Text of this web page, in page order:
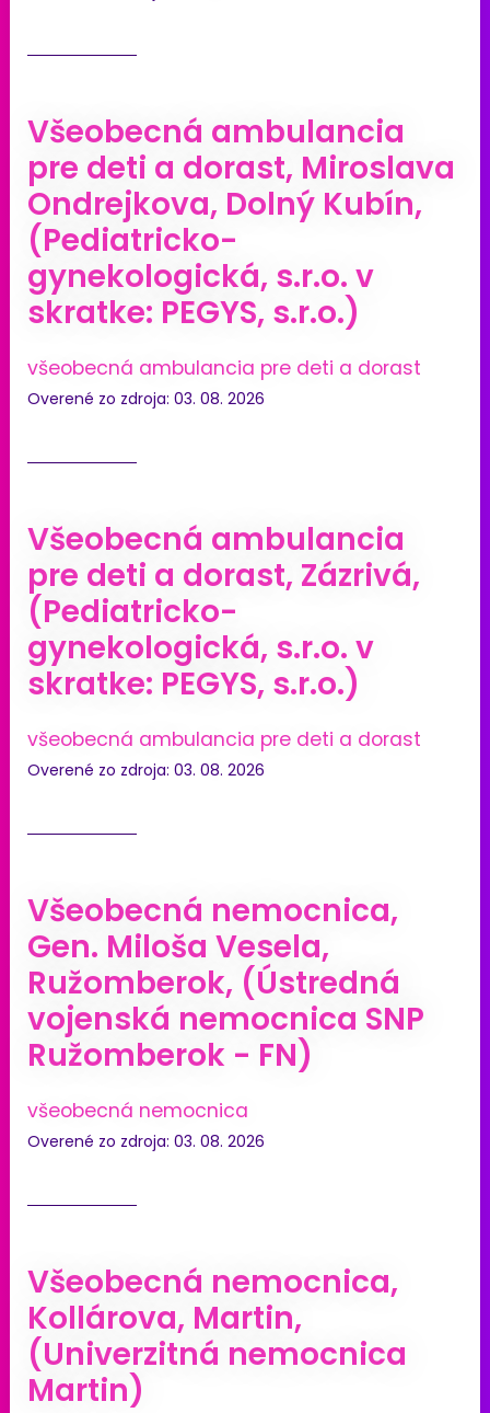
Všeobecná ambulancia
pre deti a dorast, Miroslava
Ondrejkova, Dolný Kubín,
(Pediatricko-
gynekologická, s.r.o. v
skratke: PEGYS, s.r.o.)
všeobecná ambulancia pre deti a dorast
Overené zo zdroja: 03. 08. 2026
Všeobecná ambulancia
pre deti a dorast, Zázrivá,
(Pediatricko-
gynekologická, s.r.o. v
skratke: PEGYS, s.r.o.)
všeobecná ambulancia pre deti a dorast
Overené zo zdroja: 03. 08. 2026
Všeobecná nemocnica,
Gen. Miloša Vesela,
Ružomberok, (Ústredná
vojenská nemocnica SNP
Ružomberok - FN)
všeobecná nemocnica
Overené zo zdroja: 03. 08. 2026
Všeobecná nemocnica,
Kollárova, Martin,
(Univerzitná nemocnica
Martin)